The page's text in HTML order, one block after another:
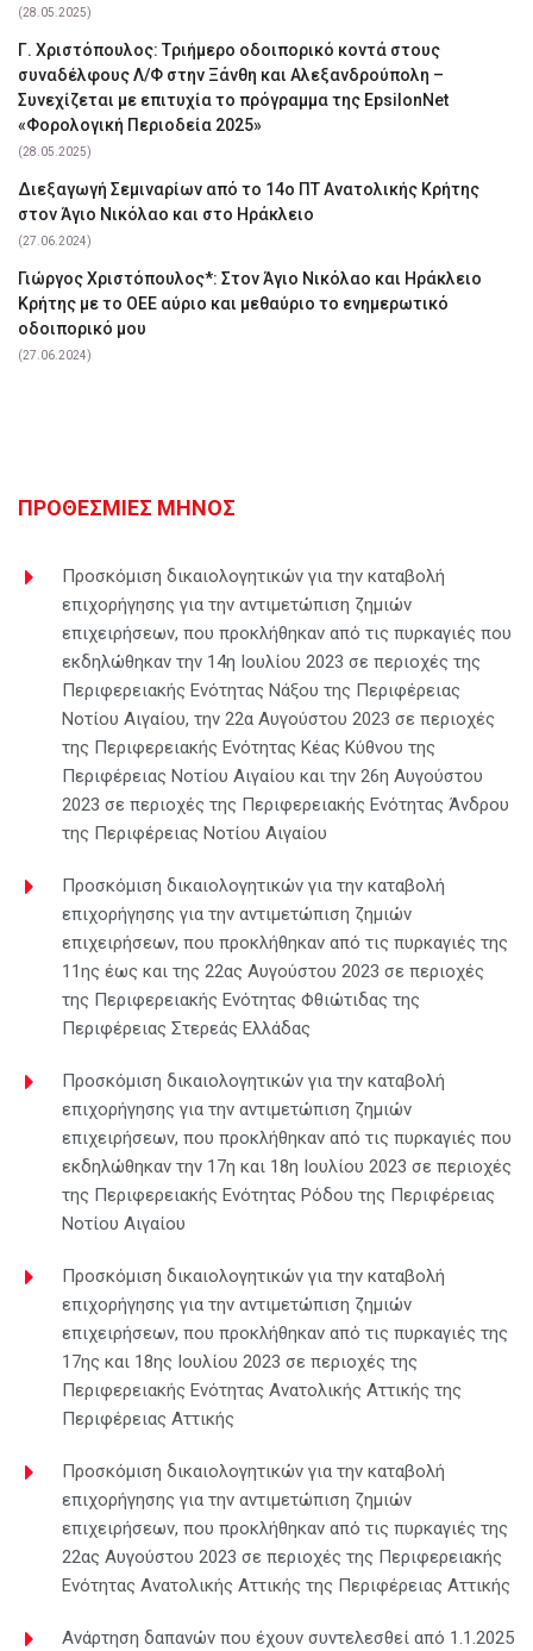
(28.05.2025)
Γ. Χριστόπουλος: Tριήμερο οδοιπορικό κοντά στους
συναδέλφους Λ/Φ στην Ξάνθη και Αλεξανδρούπολη –
Συνεχίζεται με επιτυχία το πρόγραμμα της EpsilonNet
«Φορολογική Περιοδεία 2025»
(28.05.2025)
Διεξαγωγή Σεμιναρίων από το 14ο ΠΤ Ανατολικής Κρήτης
στον Άγιο Νικόλαο και στο Ηράκλειο
(27.06.2024)
Γιώργος Χριστόπουλος*: Στον Άγιο Νικόλαο και Ηράκλειο
Κρήτης με το ΟΕΕ αύριο και μεθαύριο το ενημερωτικό
οδοιπορικό μου
(27.06.2024)
ΠΡΟΘΕΣΜΙΕΣ ΜΗΝΟΣ
Προσκόμιση δικαιολογητικών για την καταβολή
επιχορήγησης για την αντιμετώπιση ζημιών
επιχειρήσεων, που προκλήθηκαν από τις πυρκαγιές που
εκδηλώθηκαν την 14η Ιουλίου 2023 σε περιοχές της
Περιφερειακής Ενότητας Νάξου της Περιφέρειας
Νοτίου Αιγαίου, την 22α Αυγούστου 2023 σε περιοχές
της Περιφερειακής Ενότητας Κέας Κύθνου της
Περιφέρειας Νοτίου Αιγαίου και την 26η Αυγούστου
2023 σε περιοχές της Περιφερειακής Ενότητας Άνδρου
της Περιφέρειας Νοτίου Αιγαίου
Προσκόμιση δικαιολογητικών για την καταβολή
επιχορήγησης για την αντιμετώπιση ζημιών
επιχειρήσεων, που προκλήθηκαν από τις πυρκαγιές της
11ης έως και της 22ας Αυγούστου 2023 σε περιοχές
της Περιφερειακής Ενότητας Φθιώτιδας της
Περιφέρειας Στερεάς Ελλάδας
Προσκόμιση δικαιολογητικών για την καταβολή
επιχορήγησης για την αντιμετώπιση ζημιών
επιχειρήσεων, που προκλήθηκαν από τις πυρκαγιές που
εκδηλώθηκαν την 17η και 18η Ιουλίου 2023 σε περιοχές
της Περιφερειακής Ενότητας Ρόδου της Περιφέρειας
Νοτίου Αιγαίου
Προσκόμιση δικαιολογητικών για την καταβολή
επιχορήγησης για την αντιμετώπιση ζημιών
επιχειρήσεων, που προκλήθηκαν από τις πυρκαγιές της
17ης και 18ης Ιουλίου 2023 σε περιοχές της
Περιφερειακής Ενότητας Ανατολικής Αττικής της
Περιφέρειας Αττικής
Προσκόμιση δικαιολογητικών για την καταβολή
επιχορήγησης για την αντιμετώπιση ζημιών
επιχειρήσεων, που προκλήθηκαν από τις πυρκαγιές της
22ας Αυγούστου 2023 σε περιοχές της Περιφερειακής
Ενότητας Ανατολικής Αττικής της Περιφέρειας Αττικής
Ανάρτηση δαπανών που έχουν συντελεσθεί από 1.1.2025